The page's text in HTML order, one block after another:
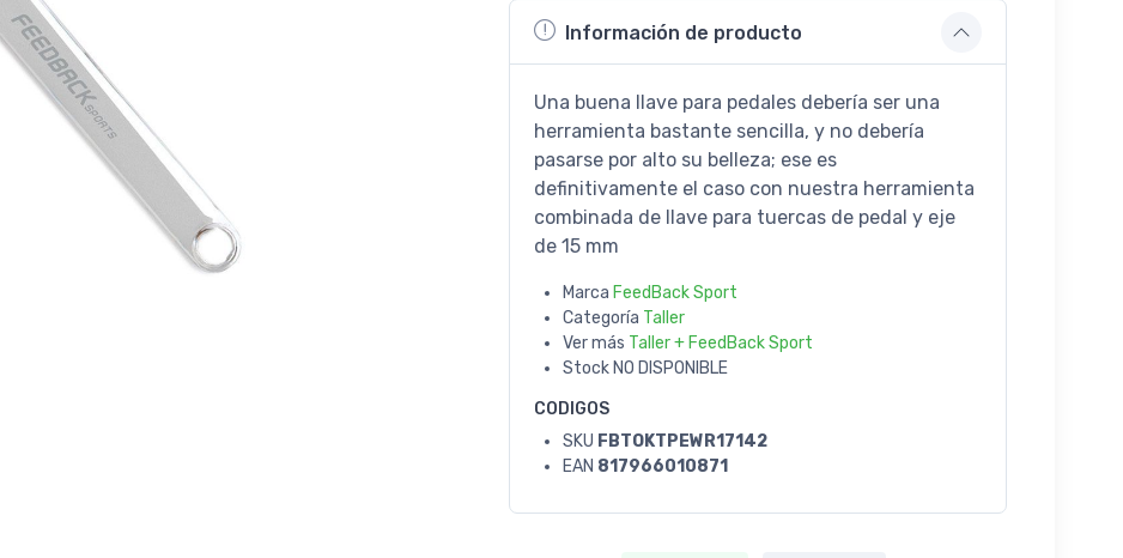
Información de producto
Una buena llave para pedales debería ser una
herramienta bastante sencilla, y no debería
pasarse por alto su belleza; ese es
definitivamente el caso con nuestra herramienta
combinada de llave para tuercas de pedal y eje
de 15 mm
Marca FeedBack Sport
Categoría Taller
Ver más Taller + FeedBack Sport
Stock NO DISPONIBLE
CODIGOS
SKU FBTOKTPEWR17142
EAN 817966010871